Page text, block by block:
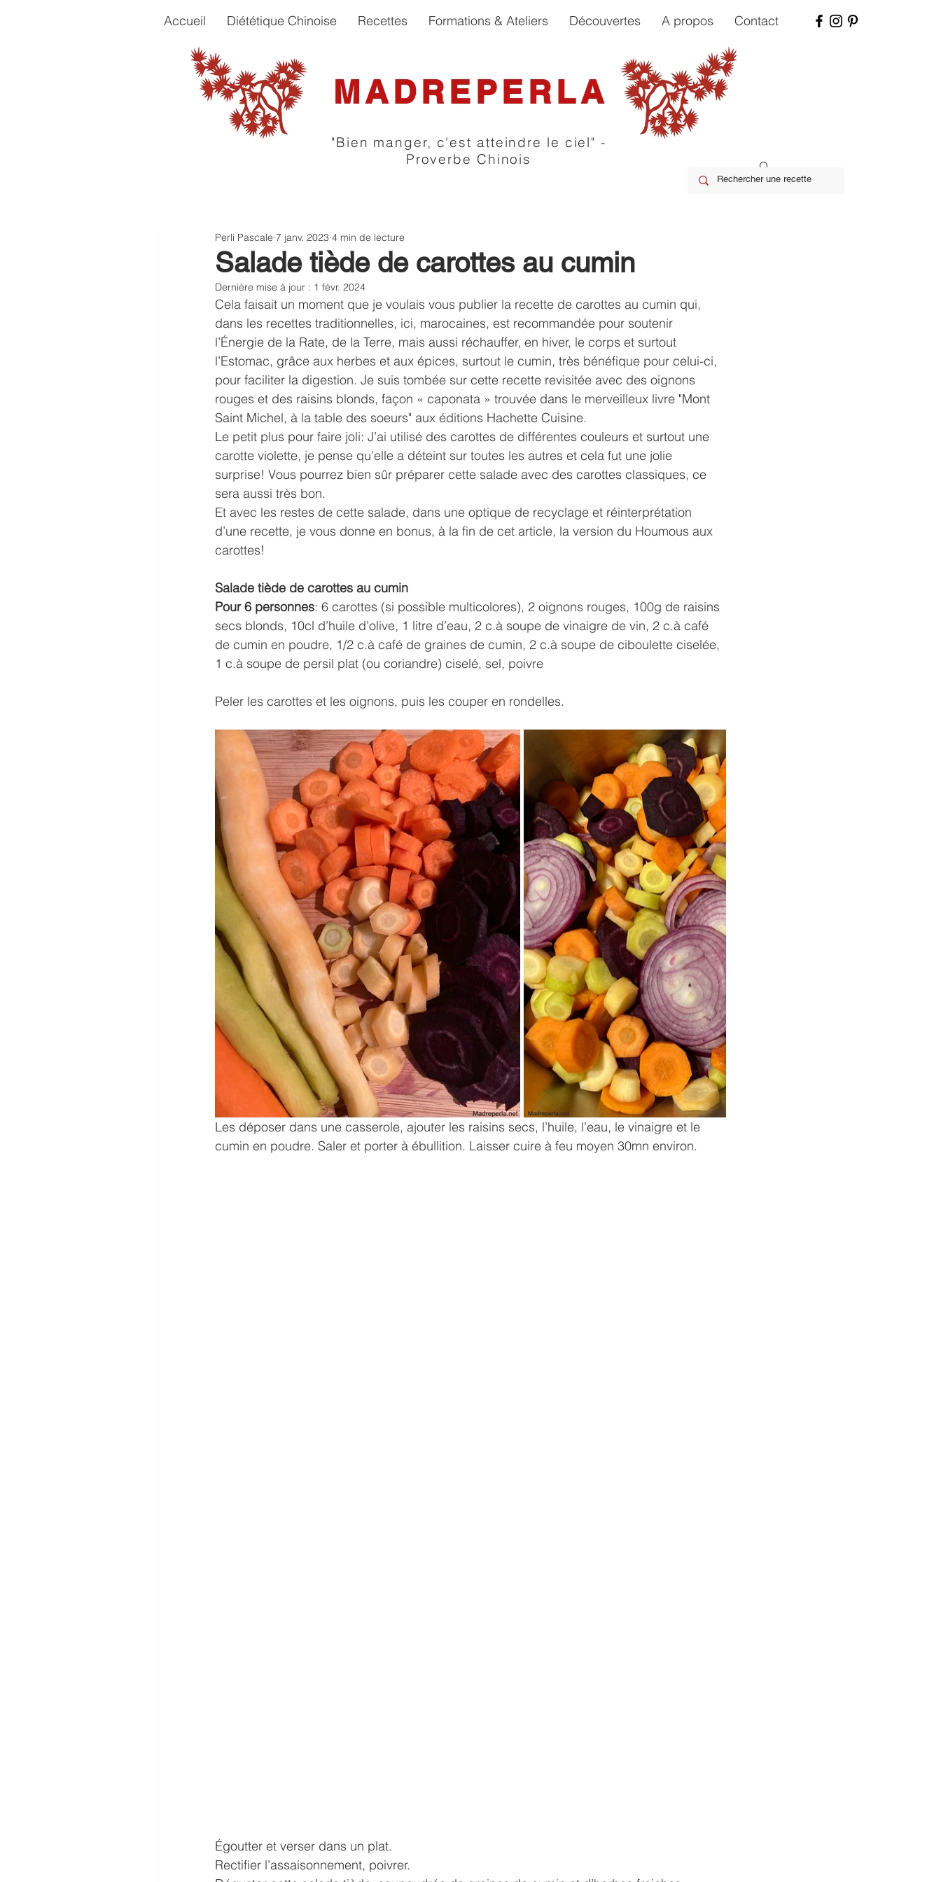
Accueil Diététique Chinoise Recettes Formations & Ateliers Découvertes A propos Contact
MADREPERLA
"Bien manger, c'est atteindre le ciel" -
Proverbe Chinois
Salade tiède de carottes au cumin
Perli Pascale 7 janv. 2023 4 min de lecture
Dernière mise à jour : 1 févr. 2024
Cela faisait un moment que je voulais vous publier la recette de carottes au cumin qui,
dans les recettes traditionnelles, ici, marocaines, est recommandée pour soutenir
l’Énergie de la Rate, de la Terre, mais aussi réchauffer, en hiver, le corps et surtout
l’Estomac, grâce aux herbes et aux épices, surtout le cumin, très bénéfique pour celui-ci,
pour faciliter la digestion. Je suis tombée sur cette recette revisitée avec des oignons
rouges et des raisins blonds, façon « caponata » trouvée dans le merveilleux livre "Mont
Saint Michel, à la table des soeurs" aux éditions Hachette Cuisine.
Le petit plus pour faire joli: J’ai utilisé des carottes de différentes couleurs et surtout une
carotte violette, je pense qu’elle a déteint sur toutes les autres et cela fut une jolie
surprise! Vous pourrez bien sûr préparer cette salade avec des carottes classiques, ce
sera aussi très bon.
Et avec les restes de cette salade, dans une optique de recyclage et réinterprétation
d’une recette, je vous donne en bonus, à la fin de cet article, la version du Houmous aux
carottes!
Salade tiède de carottes au cumin
Pour 6 personnes: 6 carottes (si possible multicolores), 2 oignons rouges, 100g de raisins
secs blonds, 10cl d’huile d’olive, 1 litre d’eau, 2 c.à soupe de vinaigre de vin, 2 c.à café
de cumin en poudre, 1/2 c.à café de graines de cumin, 2 c.à soupe de ciboulette ciselée,
1 c.à soupe de persil plat (ou coriandre) ciselé, sel, poivre
Peler les carottes et les oignons, puis les couper en rondelles.
Les déposer dans une casserole, ajouter les raisins secs, l’huile, l’eau, le vinaigre et le
cumin en poudre. Saler et porter à ébullition. Laisser cuire à feu moyen 30mn environ.
Égoutter et verser dans un plat.
Rectifier l’assaisonnement, poivrer.